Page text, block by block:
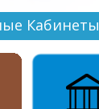
Кабинеты